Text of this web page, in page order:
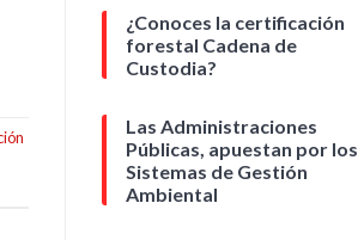
¿Conoces la certificación
forestal Cadena de
Custodia?
Las Administraciones
Públicas, apuestan por los
Sistemas de Gestión
Ambiental